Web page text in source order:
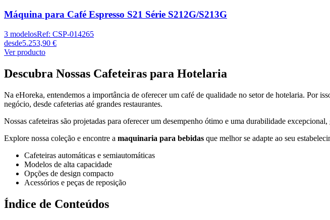
Máquina para Café Espresso S21 Série S212G/S213G
3 modelosRef: CSP-014265
desde5.253,90 €
Ver producto
Descubra Nossas Cafeteiras para Hotelaria
Na eHoreka, entendemos a importância de oferecer um café de qualidade no setor de hotelaria. Por
negócio, desde cafeterias até grandes restaurantes.
Nossas cafeteiras são projetadas para oferecer um desempenho ótimo e uma durabilidade
Explore nossa coleção e encontre a maquinaria para bebidas que melhor se adapte ao seu
Cafeteiras automáticas e semiautomáticas
Modelos de alta capacidade
Opções de design compacto
Acessórios e peças de reposição
Índice de Conteúdos